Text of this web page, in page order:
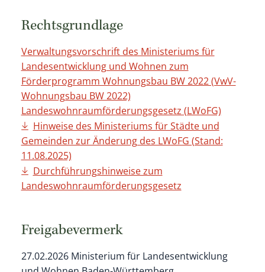
Rechtsgrundlage
Verwaltungsvorschrift des Ministeriums für
Landesentwicklung und Wohnen zum
Förderprogramm Wohnungsbau BW 2022 (VwV-
Wohnungsbau BW 2022)
Landeswohnraumförderungsgesetz (LWoFG)
Hinweise des Ministeriums für Städte und
Gemeinden zur Änderung des LWoFG (Stand:
11.08.2025)
Durchführungshinweise zum
Landeswohnraumförderungsgesetz
Freigabevermerk
27.02.2026 Ministerium für Landesentwicklung